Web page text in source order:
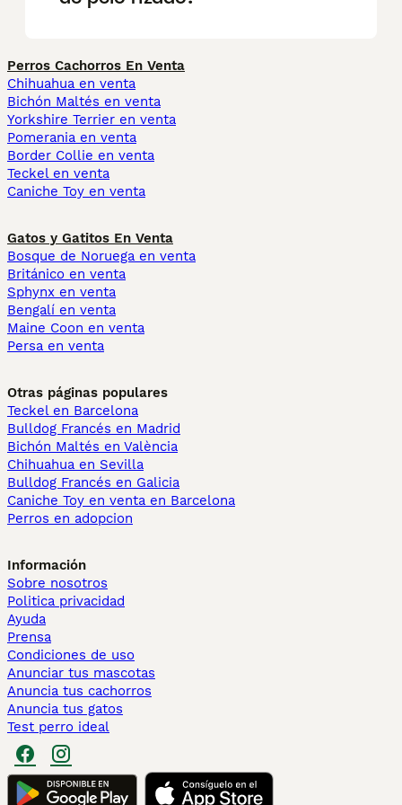
Perros Cachorros En Venta
Chihuahua en venta
Bichón Maltés en venta
Yorkshire Terrier en venta
Pomerania en venta
Border Collie en venta
Teckel en venta
Caniche Toy en venta
Gatos y Gatitos En Venta
Bosque de Noruega en venta
Británico en venta
Sphynx en venta
Bengalí en venta
Maine Coon en venta
Persa en venta
Otras páginas populares
Teckel en Barcelona
Bulldog Francés en Madrid
Bichón Maltés en València
Chihuahua en Sevilla
Bulldog Francés en Galicia
Caniche Toy en venta en Barcelona
Perros en adopcion
Información
Sobre nosotros
Politica privacidad
Ayuda
Prensa
Condiciones de uso
Anunciar tus mascotas
Anuncia tus cachorros
Anuncia tus gatos
Test perro ideal